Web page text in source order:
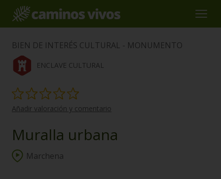
BIEN DE INTERÉS CULTURAL - MONUMENTO
ENCLAVE CULTURAL
Añadir valoración y comentario
Muralla urbana
Marchena